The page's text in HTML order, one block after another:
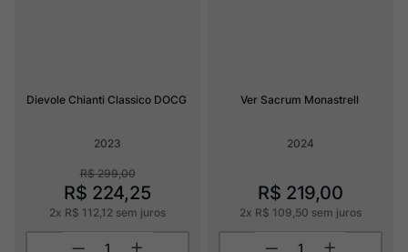
Dievole Chianti Classico DOCG
2023
R$ 299,00
R$ 224,25
2x R$ 112 12 sem juros
Ver Sacrum Monastrell
2024
R$ 219,00
2x R$ 109 50 sem juros